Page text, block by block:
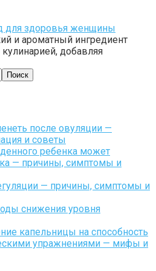
для здоровья женщины
и ароматный ингредиент
добавляя
Поиск
после овуляции —
и советы
ребенка может
— причины, симптомы и
— причины, симптомы и
снижения уровня
капельницы на способность
упражнениями — мифы и